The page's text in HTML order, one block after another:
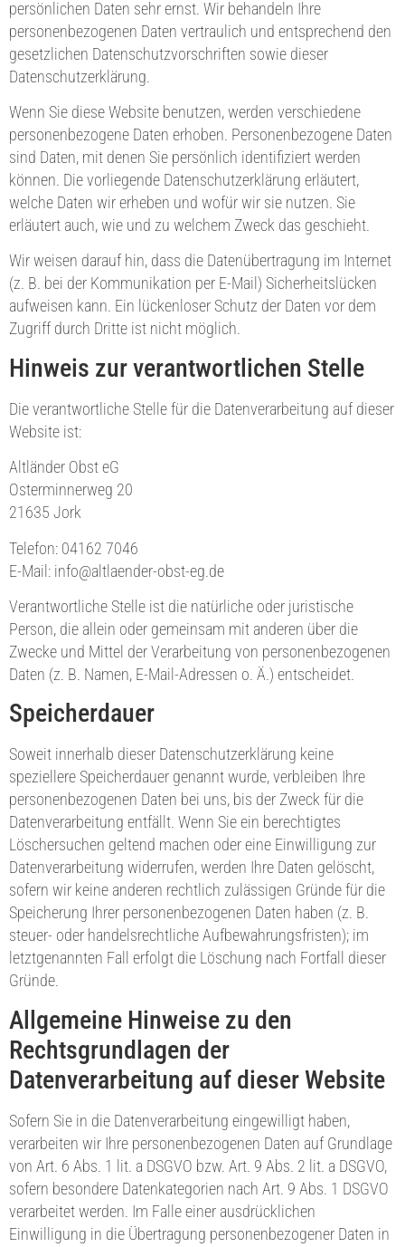
persönlichen Daten sehr ernst. Wir behandeln Ihre
personenbezogenen Daten vertraulich und entsprechend den
gesetzlichen Datenschutzvorschriften sowie dieser
Datenschutzerklärung.
Wenn Sie diese Website benutzen, werden verschiedene
personenbezogene Daten erhoben. Personenbezogene Daten
sind Daten, mit denen Sie persönlich identifiziert werden
können. Die vorliegende Datenschutzerklärung erläutert,
welche Daten wir erheben und wofür wir sie nutzen. Sie
erläutert auch, wie und zu welchem Zweck das geschieht.
Wir weisen darauf hin, dass die Datenübertragung im Internet
(z. B. bei der Kommunikation per E-Mail) Sicherheitslücken
aufweisen kann. Ein lückenloser Schutz der Daten vor dem
Zugriff durch Dritte ist nicht möglich.
Hinweis zur verantwortlichen Stelle
Die verantwortliche Stelle für die Datenverarbeitung auf dieser
Website ist:
Altländer Obst eG
Osterminnerweg 20
21635 Jork
Telefon: 04162 7046
E-Mail: info@altlaender-obst-eg.de
Verantwortliche Stelle ist die natürliche oder juristische
Person, die allein oder gemeinsam mit anderen über die
Zwecke und Mittel der Verarbeitung von personenbezogenen
Daten (z. B. Namen, E-Mail-Adressen o. Ä.) entscheidet.
Speicherdauer
Soweit innerhalb dieser Datenschutzerklärung keine
speziellere Speicherdauer genannt wurde, verbleiben Ihre
personenbezogenen Daten bei uns, bis der Zweck für die
Datenverarbeitung entfällt. Wenn Sie ein berechtigtes
Löschersuchen geltend machen oder eine Einwilligung zur
Datenverarbeitung widerrufen, werden Ihre Daten gelöscht,
sofern wir keine anderen rechtlich zulässigen Gründe für die
Speicherung Ihrer personenbezogenen Daten haben (z. B.
steuer- oder handelsrechtliche Aufbewahrungsfristen); im
letztgenannten Fall erfolgt die Löschung nach Fortfall dieser
Gründe.
Allgemeine Hinweise zu den
Rechtsgrundlagen der
Datenverarbeitung auf dieser Website
Sofern Sie in die Datenverarbeitung eingewilligt haben,
verarbeiten wir Ihre personenbezogenen Daten auf Grundlage
von Art. 6 Abs. 1 lit. a DSGVO bzw. Art. 9 Abs. 2 lit. a DSGVO,
sofern besondere Datenkategorien nach Art. 9 Abs. 1 DSGVO
verarbeitet werden. Im Falle einer ausdrücklichen
Einwilligung in die Übertragung personenbezogener Daten in